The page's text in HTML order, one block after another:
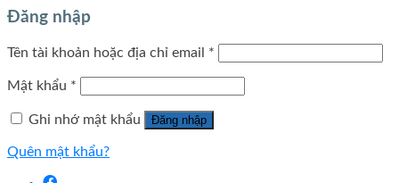
Đăng nhập
Tên tài khoản hoặc địa chỉ email *
Mật khẩu *
Ghi nhớ mật khẩu Đăng nhập
Quên mật khẩu?